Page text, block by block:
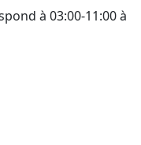
à 03:00-11:00 à